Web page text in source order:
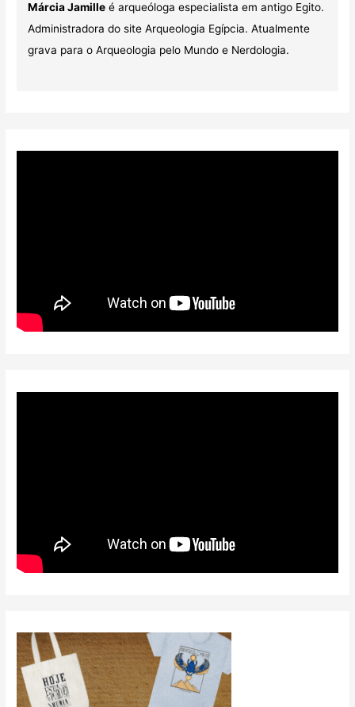
Márcia Jamilleé arqueóloga especialista em antigo Egito.
Administradora do site Arqueologia Egípcia. Atualmente
grava para o Arqueologia pelo Mundo e Nerdologia.